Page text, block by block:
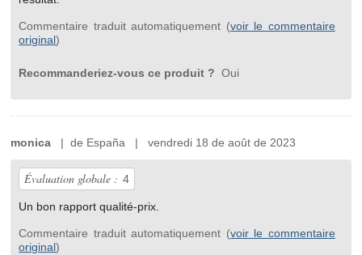
Commentaire traduit automatiquement (voir le commentaire
original)
Recommanderiez-vous ce produit ? Oui
monica | de España | vendredi 18 de août de 2023
Évaluation globale : 4
Un bon rapport qualité-prix.
Commentaire traduit automatiquement (voir le commentaire
original)